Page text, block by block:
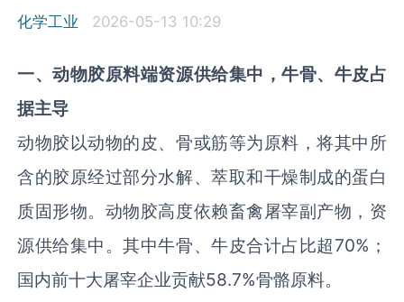
化学工业 2026-05-13 10:29
一、动物胶原料端资源供给集中，牛骨、 牛皮占
据主导
动物胶以动物的皮、骨或筋等为原料，将其中所
含的胶原经过部分水解、萃取和干燥制成的蛋白
质固形物。动物胶高度依赖畜禽屠宰副产物，资
源供给集中。其中牛骨、牛皮合计占比超70%；
国内前十大屠宰企业贡献58.7%骨骼原料。